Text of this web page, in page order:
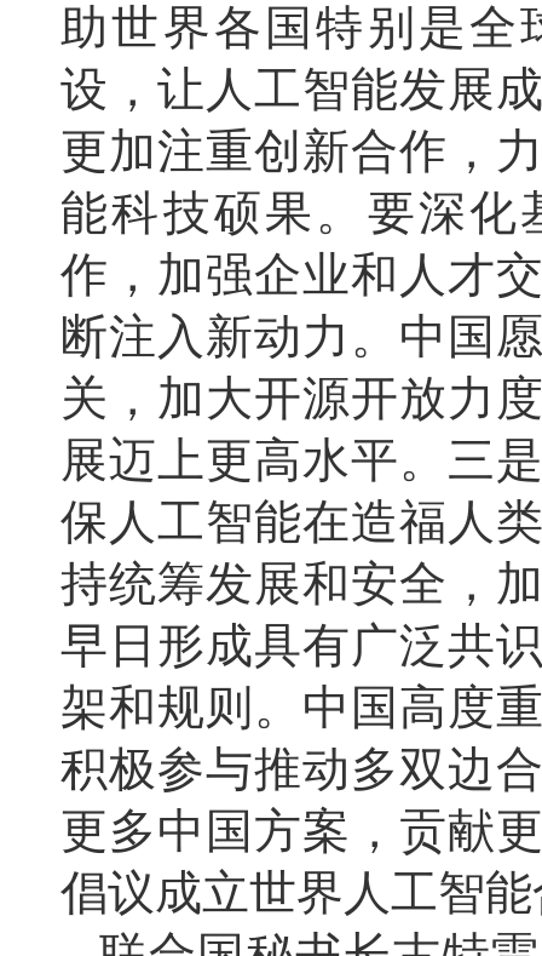
助世界各国特别是全
设，让人工智能发展
更加注重创新合作，
能科技硕果。要深化
作，加强企业和人才
断注入新动力。中国
关，加大开源开放力
展迈上更高水平。三
保人工智能在造福人
持统筹发展和安全，
早日形成具有广泛共
架和规则。中国高度
积极参与推动多双边
更多中国方案，贡献
倡议成立世界人工智